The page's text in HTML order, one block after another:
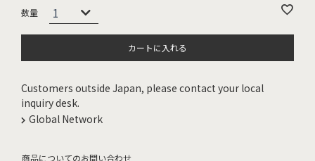
カートに入れる
Customers outside Japan, please contact your local
inquiry desk.
Global Network
商品についてのお問い合わせ